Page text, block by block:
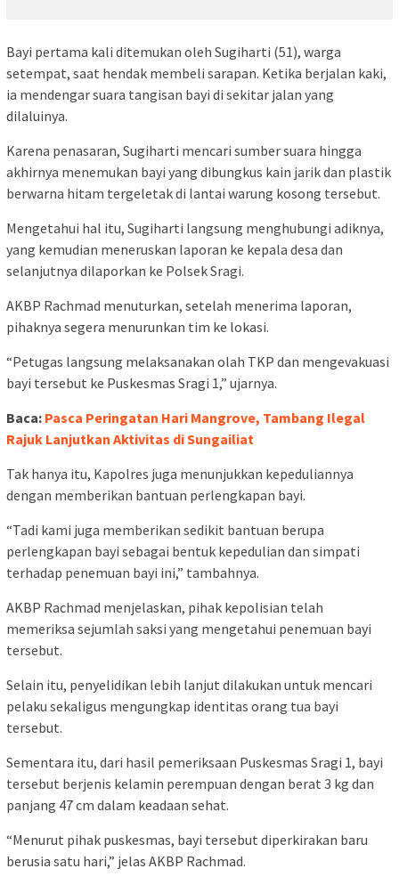
Bayi pertama kali ditemukan oleh Sugiharti (51), warga
setempat, saat hendak membeli sarapan. Ketika berjalan kaki,
ia mendengar suara tangisan bayi di sekitar jalan yang
dilaluinya.
Karena penasaran, Sugiharti mencari sumber suara hingga
akhirnya menemukan bayi yang dibungkus kain jarik dan plastik
berwarna hitam tergeletak di lantai warung kosong tersebut.
Mengetahui hal itu, Sugiharti langsung menghubungi adiknya,
yang kemudian meneruskan laporan ke kepala desa dan
selanjutnya dilaporkan ke Polsek Sragi.
AKBP Rachmad menuturkan, setelah menerima laporan,
pihaknya segera menurunkan tim ke lokasi.
“Petugas langsung melaksanakan olah TKP dan mengevakuasi
bayi tersebut ke Puskesmas Sragi 1,” ujarnya.
Baca: Pasca Peringatan Hari Mangrove, Tambang Ilegal
Rajuk Lanjutkan Aktivitas di Sungailiat
Tak hanya itu, Kapolres juga menunjukkan kepeduliannya
dengan memberikan bantuan perlengkapan bayi.
“Tadi kami juga memberikan sedikit bantuan berupa
perlengkapan bayi sebagai bentuk kepedulian dan simpati
terhadap penemuan bayi ini,” tambahnya.
AKBP Rachmad menjelaskan, pihak kepolisian telah
memeriksa sejumlah saksi yang mengetahui penemuan bayi
tersebut.
Selain itu, penyelidikan lebih lanjut dilakukan untuk mencari
pelaku sekaligus mengungkap identitas orang tua bayi
tersebut.
Sementara itu, dari hasil pemeriksaan Puskesmas Sragi 1, bayi
tersebut berjenis kelamin perempuan dengan berat 3 kg dan
panjang 47 cm dalam keadaan sehat.
“Menurut pihak puskesmas, bayi tersebut diperkirakan baru
berusia satu hari,” jelas AKBP Rachmad.